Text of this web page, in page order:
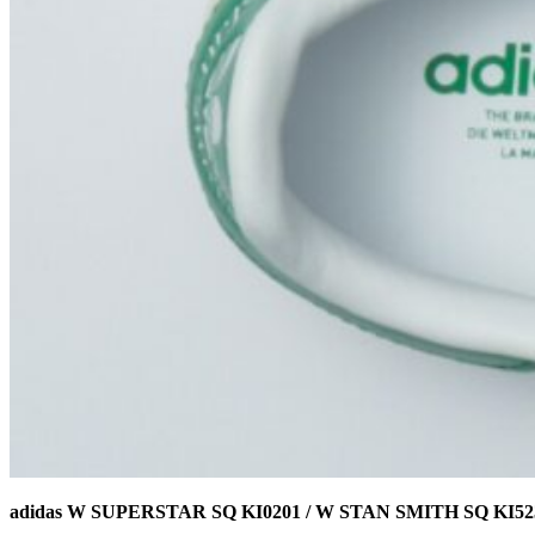
adidas W SUPERSTAR SQ KI0201 / W STAN SMITH SQ